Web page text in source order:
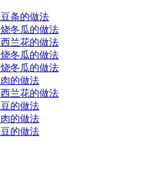
条的做法
冬瓜的做法
兰花的做法
冬瓜的做法
冬瓜的做法
的做法
兰花的做法
的做法
的做法
的做法